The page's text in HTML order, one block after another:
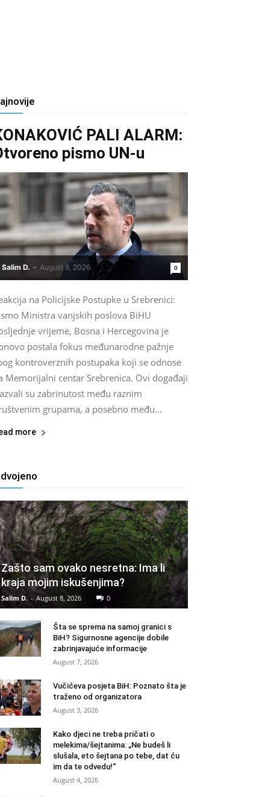
PALI ALARM:
pismo UN-u
Salim D. - August 8, 2026 0
na Policijske Postupke u Srebrenici:
Ministra vanjskih poslova BiHU
vrijeme, Bosna i Hercegovina je
postala fokus međunarodne pažnje
kontroverznih postupaka koji se odnose
Memorijalni centar Srebrenica. Ovi događaji
su zabrinutost među raznim
grupama, a posebno među...
more
Zašto sam ovako nesretna: Ima li
kraja mojim iskušenjima?
Salim D. - August 8, 2026 0
Šta se sprema na samoj granici s
BiH? Sigurnosne agencije dobile
zabrinjavajuće informacije
August 7, 2026
Vučićeva posjeta BiH: Poznato šta je
traženo od organizatora
August 3, 2026
Kako djeci ne treba pričati o
melekima/šejtanima: „Ne budeš li
slušala, eto šejtana po tebe, dat ću
im da te odvedu!“
August 4, 2026